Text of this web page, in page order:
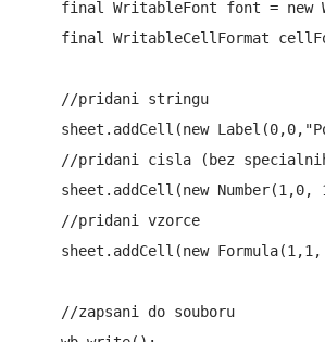
final WritableFont font = new
final WritableCellFormat
    //pridani stringu
sheet.addCell(new
//pridani cisla (bez
sheet.addCell(new Number(1,0,
    //pridani vzorce
sheet.addCell(new
    //zapsani do souboru